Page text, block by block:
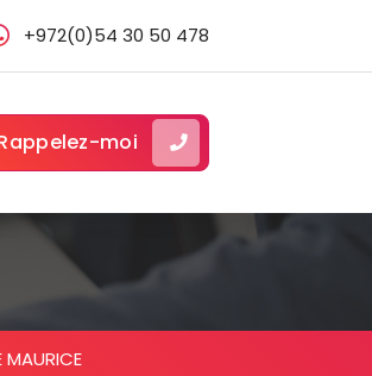
+972(0)54 30 50 478
moi
MAURICE